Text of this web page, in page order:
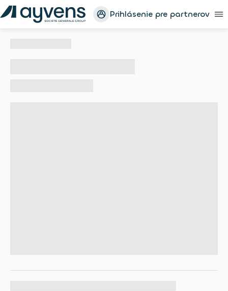
Prihlásenie pre partnerov